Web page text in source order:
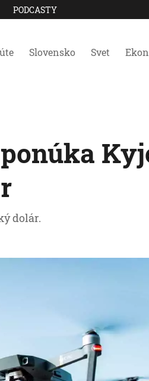
PODCASTY
Slovensko Svet
dolár.